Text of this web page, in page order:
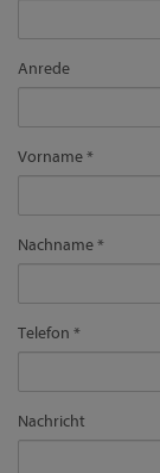
Anrede
Vorname
Nachname
Telefon
Nachricht